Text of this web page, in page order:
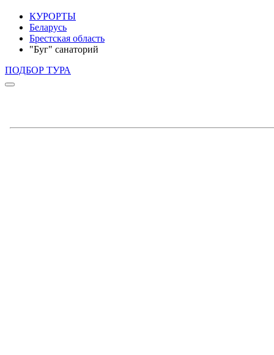
КУРОРТЫ
Беларусь
Брестская область
"Буг" санаторий
ПОДБОР ТУРА